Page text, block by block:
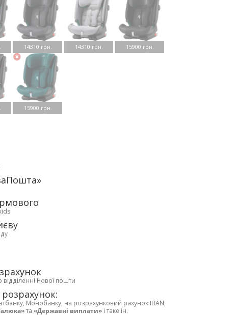
14310 грн. 14310 грн. 15900 грн.
15900 грн.
Нової пошти
Монобанку, на розрахунковий рахунок IBAN,
та «Державні виплати» і таке ін.